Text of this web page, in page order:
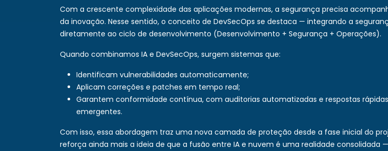
Com a crescente complexidade das aplicações modernas, a segurança precisa
da inovação. Nesse sentido, o conceito de DevSecOps se destaca — integrando a
diretamente ao ciclo de desenvolvimento (Desenvolvimento + Segurança + Operações).
Quando combinamos IA e DevSecOps, surgem sistemas que:
Identificam vulnerabilidades automaticamente;
Aplicam correções e patches em tempo real;
Garantem conformidade contínua, com auditorias automatizadas e respostas
emergentes.
Com isso, essa abordagem traz uma nova camada de proteção desde a fase inicial do
reforça ainda mais a ideia de que a fusão entre IA e nuvem é uma realidade consolidada